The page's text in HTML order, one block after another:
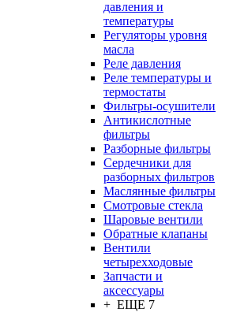
давления и
температуры
Регуляторы уровня
масла
Реле давления
Реле температуры и
термостаты
Фильтры-осушители
Антикислотные
фильтры
Разборные фильтры
Сердечники для
разборных фильтров
Маслянные фильтры
Смотровые стекла
Шаровые вентили
Обратные клапаны
Вентили
четырехходовые
Запчасти и
аксессуары
+ ЕЩЕ 7